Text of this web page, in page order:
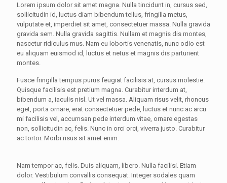
Lorem ipsum dolor sit amet magna. Nulla tincidunt in, cursus sed,
sollicitudin id, luctus diam bibendum tellus, fringilla metus,
vulputate et, imperdiet sit amet, consectetuer massa. Nulla gravida
gravida sem. Nulla gravida sagittis. Nullam et magnis dis montes,
nascetur ridiculus mus. Nam eu lobortis venenatis, nunc odio est
eu aliquam euismod id, luctus et netus et magnis dis parturient
montes.
Fusce fringilla tempus purus feugiat facilisis at, cursus molestie.
Quisque facilisis est pretium magna. Curabitur interdum at,
bibendum a, iaculis nisl. Ut vel massa. Aliquam risus velit, rhoncus
eget, porta ornare, erat consectetuer pede, luctus et nunc ac arcu
mi facilisis vel, accumsan pede interdum vitae, ornare egestas
non, sollicitudin ac, felis. Nunc in orci orci, viverra justo. Curabitur
ac tortor. Morbi risus sit amet enim.
Nam tempor ac, felis. Duis aliquam, libero. Nulla facilisi. Etiam
dolor. Vestibulum convallis consequat. Integer sodales quam